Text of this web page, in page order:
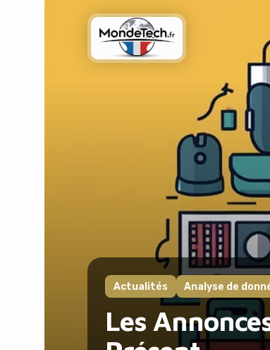
Actualités Analyse de
Les